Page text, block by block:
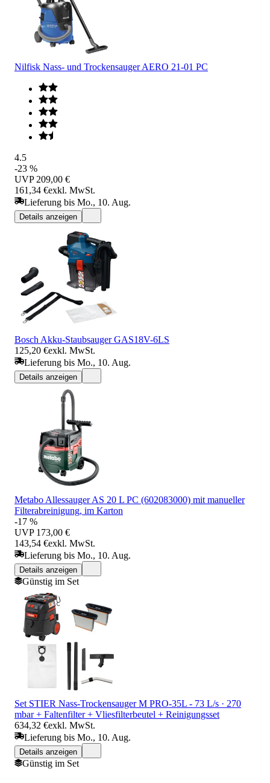
Nilfisk Nass- und Trockensauger AERO 21-01 PC
4.5
-23 %
UVP 209,00 €
161,34 €exkl. MwSt.
Lieferung bis Mo., 10. Aug.
Details anzeigen
Bosch Akku-Staubsauger GAS18V-6LS
125,20 €exkl. MwSt.
Lieferung bis Mo., 10. Aug.
Details anzeigen
Metabo Allessauger AS 20 L PC (602083000) mit manueller
Filterabreinigung, im Karton
-17 %
UVP 173,00 €
143,54 €exkl. MwSt.
Lieferung bis Mo., 10. Aug.
Details anzeigen
Günstig im Set
Set STIER Nass-Trockensauger M PRO-35L - 73 L/s · 270
mbar + Faltenfilter + Vliesfilterbeutel + Reinigungsset
634,32 €exkl. MwSt.
Lieferung bis Mo., 10. Aug.
Details anzeigen
Günstig im Set